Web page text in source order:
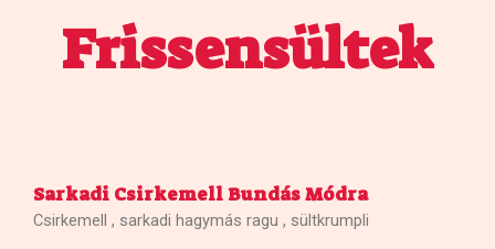
Frissensültek
Sarkadi Csirkemell Bundás Módra
Csirkemell , sarkadi hagymás ragu , sültkrumpli